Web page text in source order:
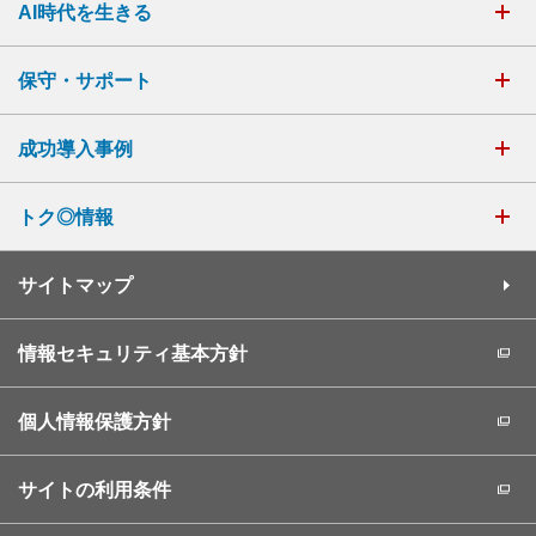
AI時代を生きる
保守・サポート
成功導入事例
トク◎情報
サイトマップ
情報セキュリティ基本方針
個人情報保護方針
サイトの利用条件